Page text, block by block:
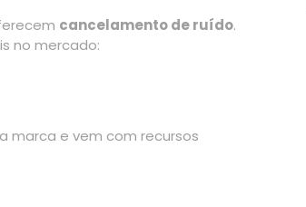
cancelamento de ruído.
no mercado:
marca e vem com recursos